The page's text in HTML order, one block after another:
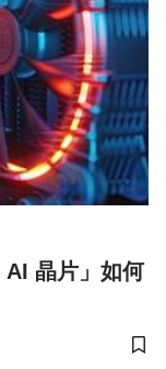
AI 晶片」如何
儲